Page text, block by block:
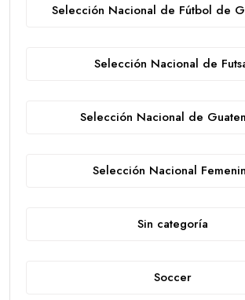
Selección Nacional de Fútbol de
Selección Nacional de
Selección Nacional de
Selección Nacional
Sin categoría
Soccer